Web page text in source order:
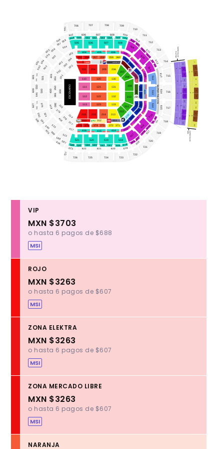
300
400
500
600
627
601
603
604
605
705
606
706 707 708
709
710
711
712
713
714
715
716
717
718
719
720
721
722
723
724
725
726
727
607 608 609
610
611
612
613
602
550
551
552
501
502
553
554
503
555
556
504
557
558 505
559 560 561 562 563 564 565 566
506 507 508
509
567
568
510
569
570
511
571
572
512
513 614
615
SUPER PALCOS
514
515 573
616
574
516
576
577
618
578
579
619
580
581
620
621
622
623
582
575
617
517
518
519
520
583
584
585
586
521
522
587
624
588
523
589
625
590
524
591
626
592
525
593
594
595
401
402
404 405 406 407
408
409
403
350
351
352
353
354 355 356 357 358 359 360
361
362
363
364
365
410
411
412
366
367
368
369
370
413
371
372
414
415
416
417
373
374
375
376
377
378
418
379
380
419
381
301
302
303
306
307
308
309
310
311
312
313
314
315
304
SUPER PALCO
PLATINO
SUPER PALCO
ORO
2 7
10
11
7
10
11
12
8
12
13
14
15
16
16VL
5
ESCENARIO
203
110
111
112
113
120
121
122
123
130
131
132
133
204 206
205
207
208
209
210
211
212
213
214
215
216
VIP
MXN $3703
o hasta 6 pagos de $688
MSI
ROJO
MXN $3263
o hasta 6 pagos de $607
MSI
ZONA ELEKTRA
MXN $3263
o hasta 6 pagos de $607
MSI
ZONA MERCADO LIBRE
MXN $3263
o hasta 6 pagos de $607
MSI
NARANJA